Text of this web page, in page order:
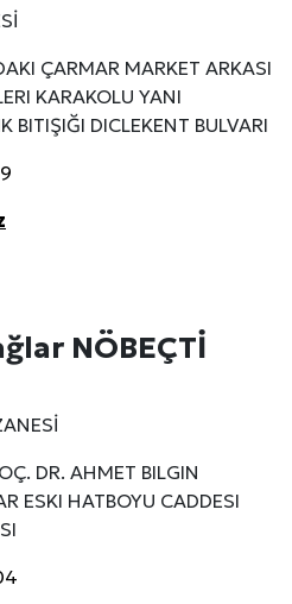
ÇARMAR MARKET ARKASI
KARAKOLU YANI
BITIŞIĞI DICLEKENT BULVARI
NÖBEÇTİ
DR. AHMET BILGIN
ESKI HATBOYU CADDESI